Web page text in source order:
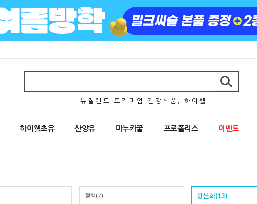
뉴 질 랜 드 프 리 미 엄 건 강 식 품 , 하 이 웰
하이웰초유 산양유 마누카꿀 프로폴리스 이벤트
혈행(7) 항산화(13)